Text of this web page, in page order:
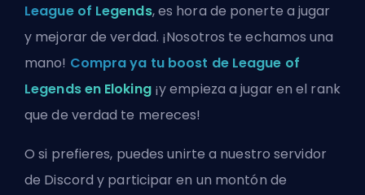
League of Legends, es hora de ponerte a jugar
y mejorar de verdad. ¡Nosotros te echamos una
mano! Compra ya tu boost de League of
Legends en Eloking¡y empieza a jugar en el rank
que de verdad te mereces!
O si prefieres, puedesunirte a nuestro servidor
de Discord y participar en un montón de